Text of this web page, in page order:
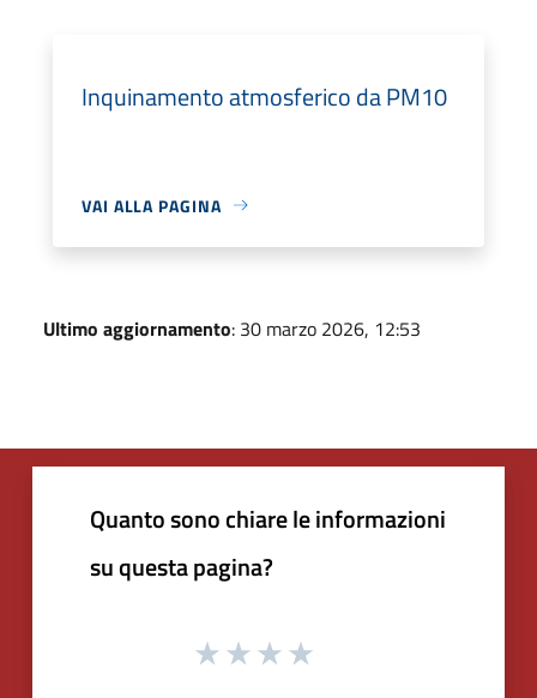
Inquinamento atmosferico da PM10
VAI ALLA PAGINA
Ultimo aggiornamento: 30 marzo 2026, 12:53
Quanto sono chiare le informazioni
su questa pagina?